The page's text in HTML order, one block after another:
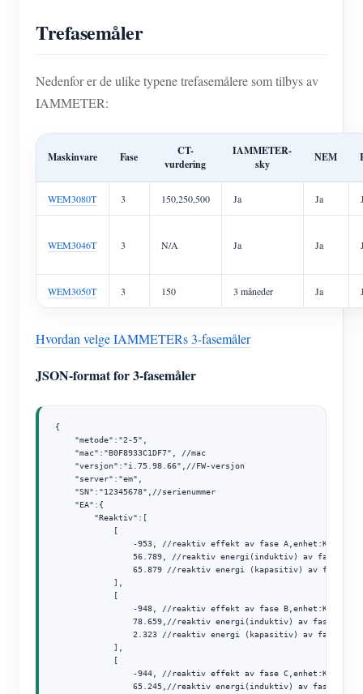
Trefasemåler
Nedenfor er de ulike typene trefasemålere som tilbys av
IAMMETER:
Maskinvare Fase
CT-
vurdering
IAMMETER-
sky
NEM
WEM3080T 3 150,250,500 Ja Ja
WEM3046T 3 N/A Ja Ja
WEM3050T 3 150 3 måneder Ja
Hvordan velge IAMMETERs 3-fasemåler
JSON-format for 3-fasemåler
{
    "metode":"2-5",
    "mac":"B0F8933C1DF7", //mac
    "versjon":"i.75.98.66",//FW-versjon
    "server":"em",
    "SN":"12345678",//serienummer
    "EA":{
        "Reaktiv":[
            [
                -953, //reaktiv effekt av fase A,enhet:KVAR
56.789, //reaktiv energi(induktiv) av fase A
65.879 //reaktiv energi (kapasitiv) av fase A
            ],
            [
                -948, //reaktiv effekt av fase B,enhet:KVAR
78.659,//reaktiv energi(induktiv) av fase B
2.323 //reaktiv energi (kapasitiv) av fase B
            ],
            [
                -944, //reaktiv effekt av fase C,enhet:KVAR
65.245,//reaktiv energi(induktiv) av fase c